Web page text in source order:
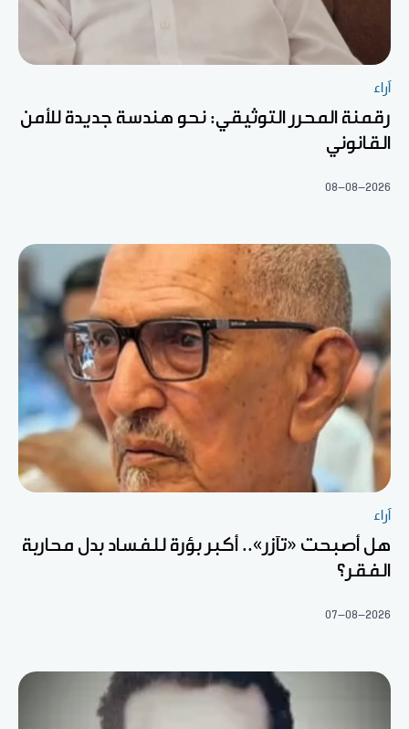
آراء
رقمنة المحرر التوثيقي: نحو هندسة جديدة للأمن
القانوني
08-08-2026
آراء
هل أصبحت «تآزر».. أكبر بؤرة للفساد بدل محاربة
الفقر؟
07-08-2026